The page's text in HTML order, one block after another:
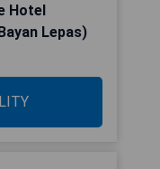
Hotel
Lepas)